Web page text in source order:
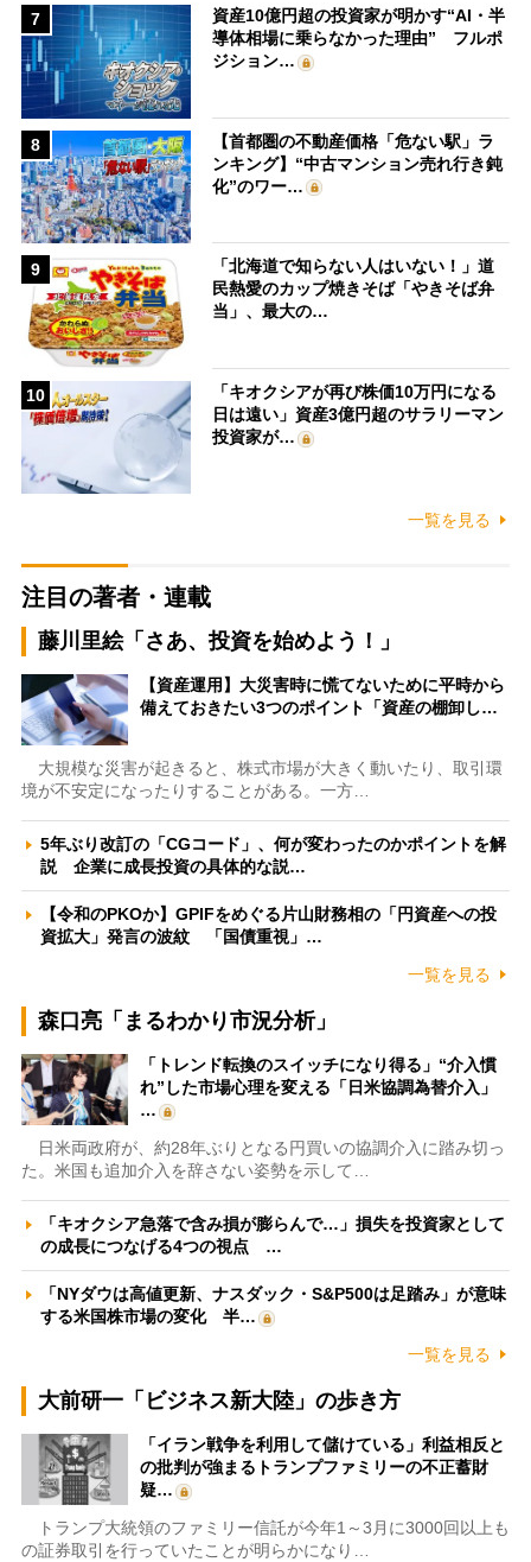
7
資産10億円超の投資家が明かす“AI・半
導体相場に乗らなかった理由” フルポ
ジション…
8
【首都圏の不動産価格「危ない駅」ラ
ンキング】“中古マンション売れ行き鈍
化”のワー…
9
「北海道で知らない人はいない！」道
民熱愛のカップ焼きそば「やきそば弁
当」、最大の…
10
「キオクシアが再び株価10万円になる
日は遠い」資産3億円超のサラリーマン
投資家が…
一覧を見る
注目の著者・連載
藤川里絵「さあ、投資を始めよう！」
【資産運用】大災害時に慌てないために平時から
備えておきたい3つのポイント「資産の棚卸し…
大規模な災害が起きると、株式市場が大きく動いたり、取引環
境が不安定になったりすることがある。一方…
5年ぶり改訂の「CGコード」、何が変わったのかポイントを解
説 企業に成長投資の具体的な説…
【令和のPKOか】GPIFをめぐる片山財務相の「円資産への投
資拡大」発言の波紋 「国債重視」…
一覧を見る
森口亮「まるわかり市況分析」
「トレンド転換のスイッチになり得る」“介入慣
れ”した市場心理を変える「日米協調為替介入」
…
日米両政府が、約28年ぶりとなる円買いの協調介入に踏み切っ
た。米国も追加介入を辞さない姿勢を示して…
「キオクシア急落で含み損が膨らんで…」損失を投資家として
の成長につなげる4つの視点 …
「NYダウは高値更新、ナスダック・S&P500は足踏み」が意味
する米国株市場の変化 半…
一覧を見る
大前研一「ビジネス新大陸」の歩き方
「イラン戦争を利用して儲けている」利益相反と
の批判が強まるトランプファミリーの不正蓄財
疑…
トランプ大統領のファミリー信託が今年1～3月に3000回以上も
の証券取引を行っていたことが明らかになり…